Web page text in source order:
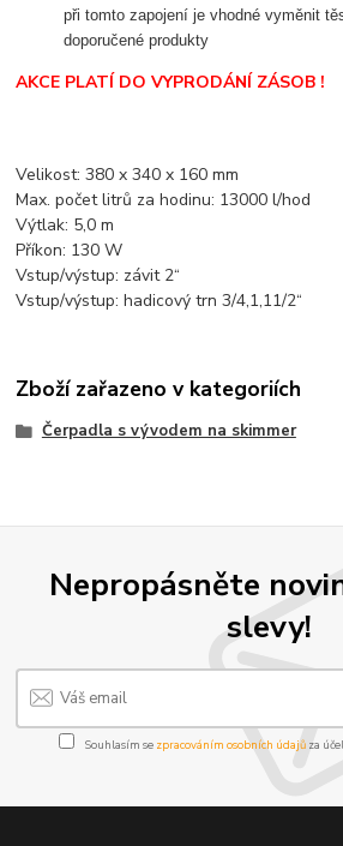
při tomto zapojení je vhodné vyměnit
doporučené produkty
AKCE PLATÍ DO VYPRODÁNÍ ZÁSOB !
Velikost: 380 x 340 x 160 mm
Max. počet litrů za hodinu: 13000 l/hod
Výtlak: 5,0 m
Příkon: 130 W
Vstup/výstup: závit 2“
Vstup/výstup: hadicový trn 3/4,1,11/2“
Zboží zařazeno v kategoriích
Čerpadla s vývodem na skimmer
Nepropásněte
slevy!
Souhlasím se zpracováním osobních údajůza